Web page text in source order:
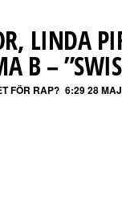
LINDA
B –
FÖR RAP? 6:29 28